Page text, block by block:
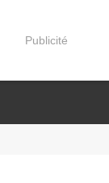
Publicité